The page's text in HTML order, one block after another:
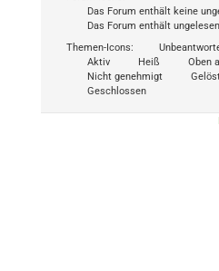
Das Forum enthält keine
Das Forum enthält
Themen-Icons:
Aktiv
Heiß
Oben
Nicht genehmigt
Geschlossen